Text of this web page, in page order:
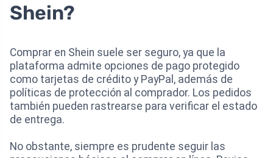
Shein?
Comprar en Shein suele ser seguro, ya que la
plataforma admite opciones de pago protegido
como tarjetas de crédito y PayPal, además de
políticas de protección al comprador. Los pedidos
también pueden rastrearse para verificar el estado
de entrega.
No obstante, siempre es prudente seguir las